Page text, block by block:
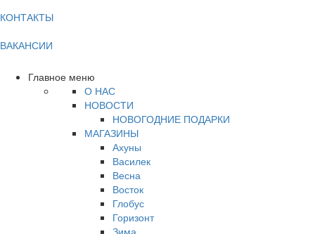
КОНТАКТЫ
ВАКАНСИИ
Главное меню
О НАС
НОВОСТИ
НОВОГОДНИЕ ПОДАРКИ
МАГАЗИНЫ
Ахуны
Василек
Весна
Восток
Глобус
Горизонт
Зима